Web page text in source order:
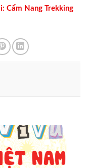
Cẩm Nang Trekking